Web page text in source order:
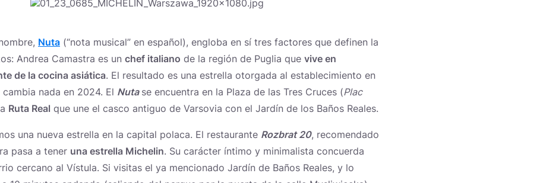
Nuta (“nota musical” en español), engloba en sí tres factores que definen la
Andrea Camastra es un chef italiano de la región de Puglia que vive en
de la cocina asiática. El resultado es una estrella otorgada al establecimiento en
nada en 2024. El Nuta se encuentra en la Plaza de las Tres Cruces (Plac
Ruta Real que une el casco antiguo de Varsovia con el Jardín de los Baños Reales.
una nueva estrella en la capital polaca. El restaurante Rozbrat 20, recomendado
pasa a tener una estrella Michelin. Su carácter íntimo y minimalista concuerda
cercano al Vístula. Si visitas el ya mencionado Jardín de Baños Reales, y lo